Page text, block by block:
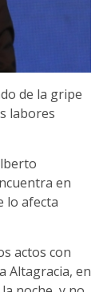
de la gripe
labores
en
lo afecta
actos con
Altagracia, en